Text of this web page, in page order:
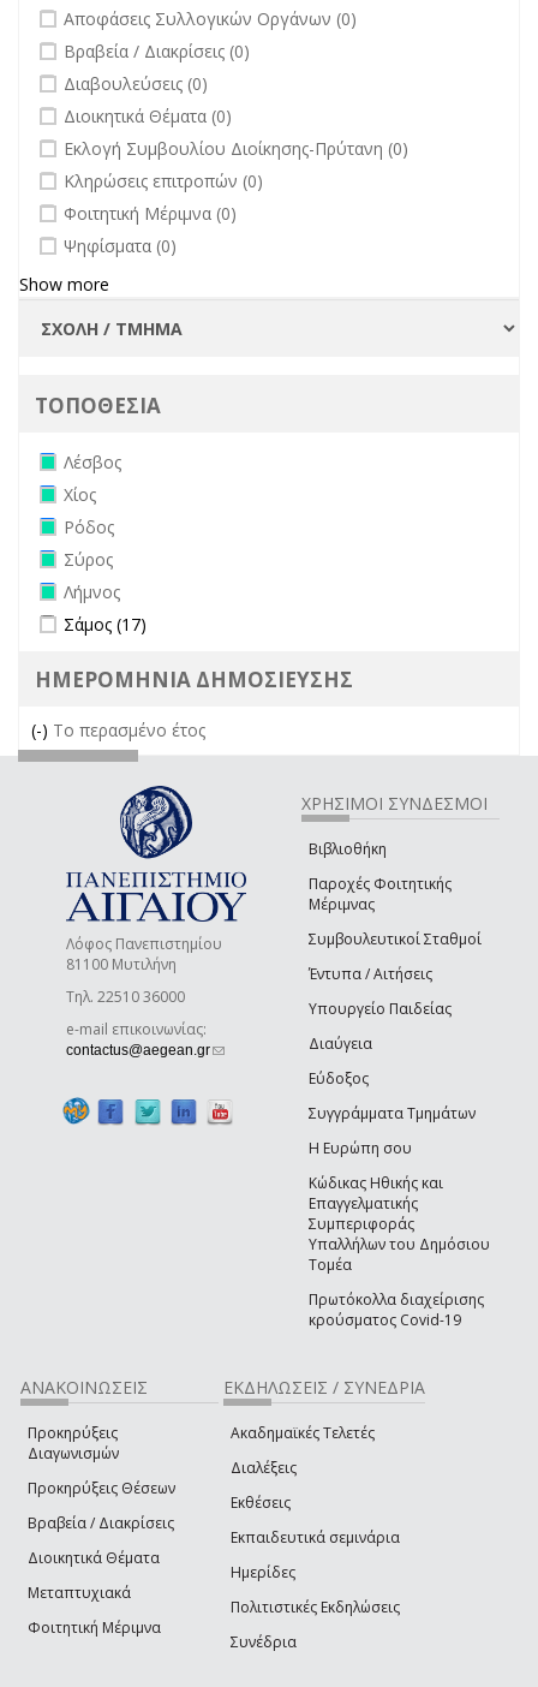
undefined
Αποφάσεις Συλλογικών Οργάνων (0)
undefined
Βραβεία / Διακρίσεις (0)
undefined
Διαβουλεύσεις (0)
undefined
Διοικητικά Θέματα (0)
undefined
Εκλογή Συμβουλίου Διοίκησης-Πρύτανη (0)
undefined
Κληρώσεις επιτροπών (0)
undefined
Φοιτητική Μέριμνα (0)
undefined
Ψηφίσματα (0)
Show more
ΤΟΠΟΘΕΣΙΑ
Remove Λέσβος filter
Λέσβος
Remove Χίος filter
Χίος
Remove Ρόδος filter
Ρόδος
Remove Σύρος filter
Σύρος
Remove Λήμνος filter
Λήμνος
Apply Σάμος filter
Σάμος (17)
ΗΜΕΡΟΜΗΝΙΑ ΔΗΜΟΣΙΕΥΣΗΣ
(-) Remove Το περασμένο έτος filter
Το περασμένο έτος
Λόφος Πανεπιστημίου
81100 Μυτιλήνη
Τηλ. 22510 36000
e-mail επικοινωνίας:
contactus@aegean.gr(link sends e-mail)
ΧΡΗΣΙΜΟΙ ΣΥΝΔΕΣΜΟΙ
Βιβλιοθήκη
Παροχές Φοιτητικής
Μέριμνας
Συμβουλευτικοί Σταθμοί
Έντυπα / Αιτήσεις
Υπουργείο Παιδείας
Διαύγεια
Εύδοξος
Συγγράμματα Τμημάτων
Η Ευρώπη σου
Κώδικας Ηθικής και
Επαγγελματικής
Συμπεριφοράς
Υπαλλήλων του Δημόσιου
Τομέα
Πρωτόκολλα διαχείρισης
κρούσματος Covid-19
ΑΝΑΚΟΙΝΩΣΕΙΣ
Προκηρύξεις
Διαγωνισμών
Προκηρύξεις Θέσεων
Βραβεία / Διακρίσεις
Διοικητικά Θέματα
Μεταπτυχιακά
Φοιτητική Μέριμνα
ΕΚΔΗΛΩΣΕΙΣ / ΣΥΝΕΔΡΙΑ
Ακαδημαϊκές Τελετές
Διαλέξεις
Εκθέσεις
Εκπαιδευτικά σεμινάρια
Ημερίδες
Πολιτιστικές Εκδηλώσεις
Συνέδρια